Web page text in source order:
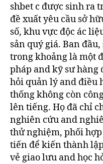
shbet c được sinh ra
đề xuất yêu cầu sở
số, khu vực độc ác
sản quý giá. Ban
trong khoảng là một
pháp and kỹ sư hàng
hỏi quản lý and điều
thống không còn
lên tiếng. Họ đã chỉ
nghiên cứu and
thử nghiệm, phối
tiến để kiến thành
vẻ giao lưu and học